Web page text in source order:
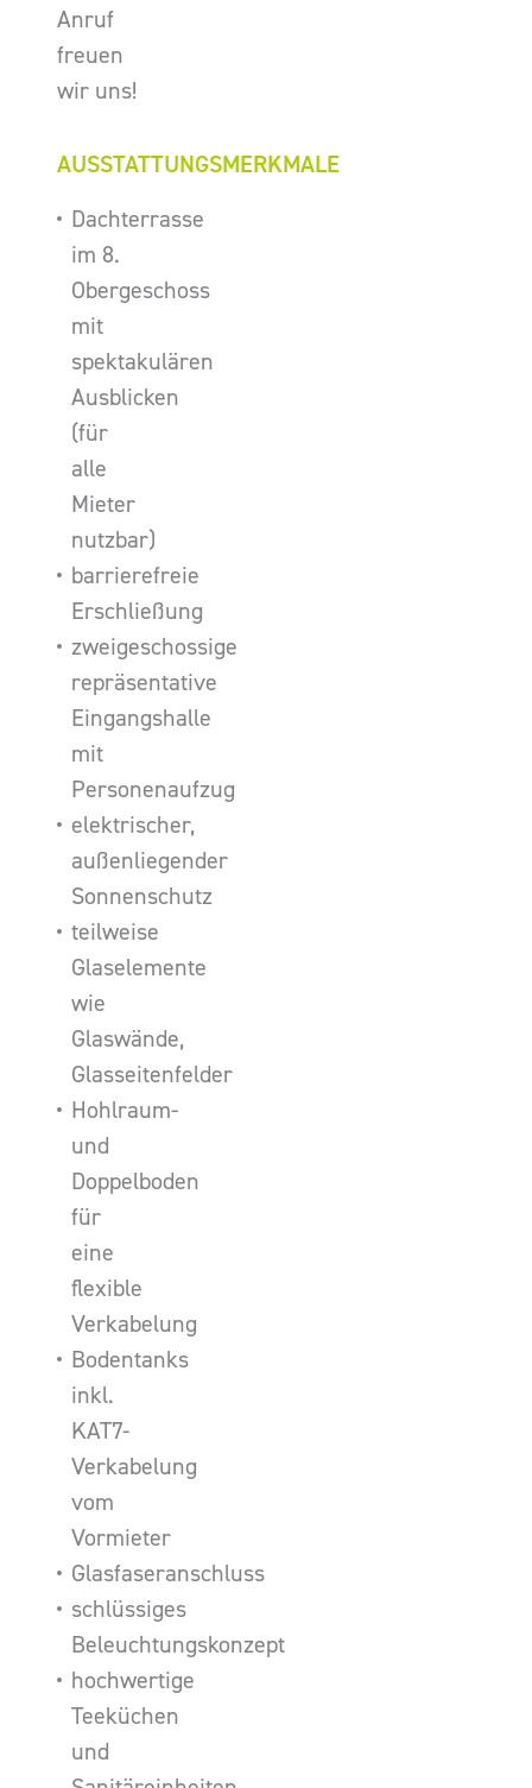
Anruf
freuen
wir uns!
AUSSTATTUNGSMERKMALE
Dachterrasse
im 8.
Obergeschoss
mit
spektakulären
Ausblicken
(für
alle
Mieter
nutzbar)
barrierefreie
Erschließung
zweigeschossige
repräsentative
Eingangshalle
mit
Personenaufzug
elektrischer,
außenliegender
Sonnenschutz
teilweise
Glaselemente
wie
Glaswände,
Glasseitenfelder
Hohlraum-
und
Doppelboden
für
eine
flexible
Verkabelung
Bodentanks
inkl.
KAT7-
Verkabelung
vom
Vormieter
Glasfaseranschluss
schlüssiges
Beleuchtungskonzept
hochwertige
Teeküchen
und